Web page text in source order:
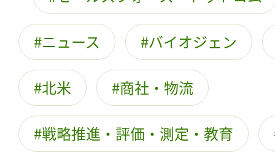
ニュース バイオジェン
北米 商社・物流
戦略推進・評価・測定・教育